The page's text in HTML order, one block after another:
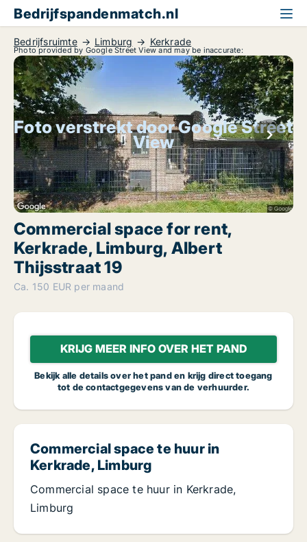
Bedrijfspandenmatch.nl
Bedrijfsruimte Limburg Kerkrade
Photo provided by Google Street View and may be inaccurate:
Foto verstrekt door Google Street
View
Commercial space for rent,
Kerkrade, Limburg, Albert
Thijsstraat 19
Ca. 150 EUR per maand
KRIJG MEER INFO OVER HET PAND
Bekijk alle details over het pand en krijg direct toegang
tot de contactgegevens van de verhuurder.
Commercial space te huur in
Kerkrade, Limburg
Commercial space te huur in Kerkrade,
Limburg